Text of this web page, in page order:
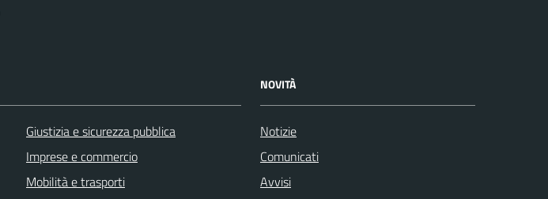
Giustizia e sicurezza pubblica
Imprese e commercio
Mobilità e trasporti
NOVITÀ
Notizie
Comunicati
Avvisi